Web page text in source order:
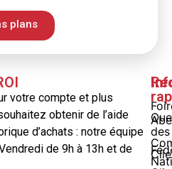
plans
votre compte et plus
obtenir de l’aide
d’achats : notre équipe
de 9h à 13h et de
des